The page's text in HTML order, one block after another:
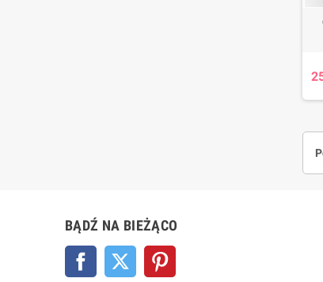
BĄDŹ NA BIEŻĄCO
Facebook Twitter